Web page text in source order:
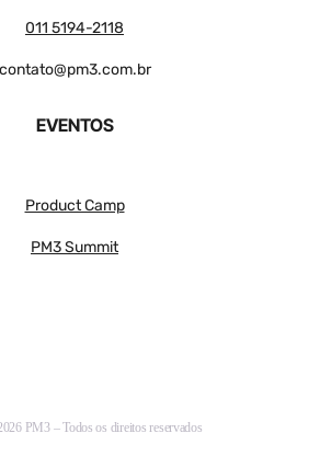
011 5194-2118
contato@pm3.com.br
EVENTOS
Product Camp
PM3 Summit
PM3 – Todos os direitos reservados